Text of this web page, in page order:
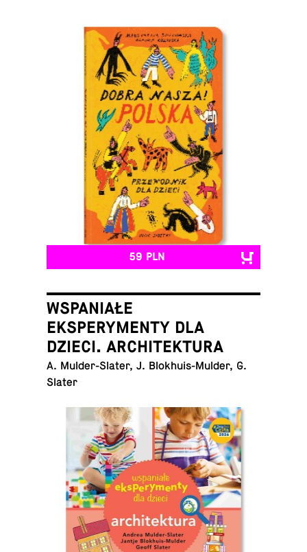
59 PLN
WSPANIAŁE
EKSPERYMENTY DLA
DZIECI. ARCHITEKTURA
A. Mul­der-Sla­ter, J. Blo­khu­is-Mul­der, G.
Slater